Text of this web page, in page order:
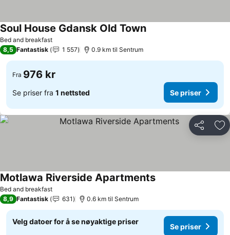
Bed and breakfast
Soul House Gdansk Old TownSe priser
8,5 Fantastisk 1 557 0.9 km til Sentrum
Fra 976 kr
Se priser fra 1 nettsted Se priser
Del
Bed and breakfast
Motlawa Riverside ApartmentsSe priser
8,9 Fantastisk 631 0.6 km til Sentrum
Velg datoer for å se nøyaktige priser
Se priser